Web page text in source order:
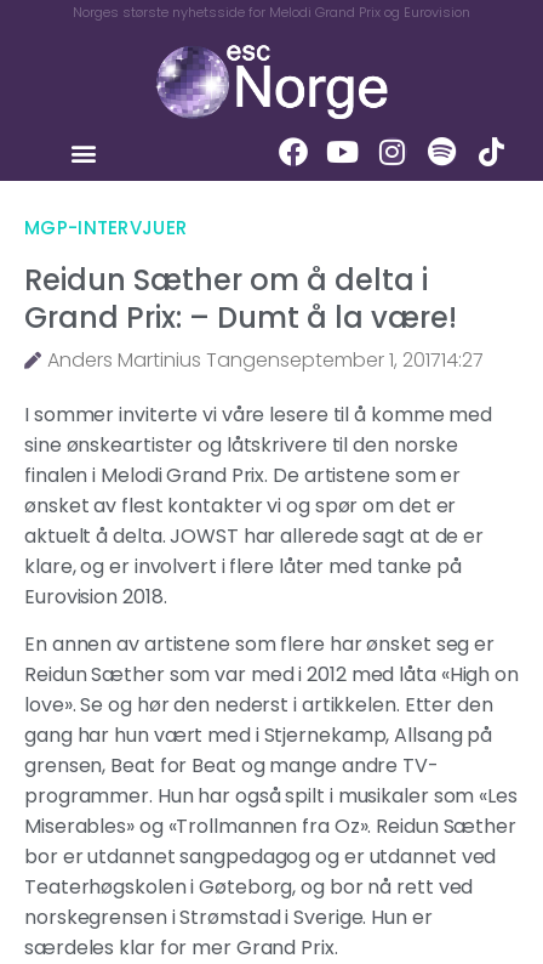
Norges største nyhetsside for Melodi Grand Prix og Eurovision
MGP-INTERVJUER
Reidun Sæther om å delta i
Grand Prix: – Dumt å la være!
Anders Martinius Tangenseptember 1, 201714:27
I sommer inviterte vi våre lesere til å komme med
sine ønskeartister og låtskrivere til den norske
finalen i Melodi Grand Prix. De artistene som er
ønsket av flest kontakter vi og spør om det er
aktuelt å delta. JOWST har allerede sagt at de er
klare, og er involvert i flere låter med tanke på
Eurovision 2018.
En annen av artistene som flere har ønsket seg er
Reidun Sæther som var med i 2012 med låta «High on
love». Se og hør den nederst i artikkelen. Etter den
gang har hun vært med i Stjernekamp, Allsang på
grensen, Beat for Beat og mange andre TV-
programmer. Hun har også spilt i musikaler som «Les
Miserables» og «Trollmannen fra Oz». Reidun Sæther
bor er utdannet sangpedagog og er utdannet ved
Teaterhøgskolen i Gøteborg, og bor nå rett ved
norskegrensen i Strømstad i Sverige. Hun er
særdeles klar for mer Grand Prix.